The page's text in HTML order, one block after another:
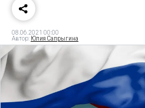
08.06.2021 00:00
Автор: Юлия Сапрыгина